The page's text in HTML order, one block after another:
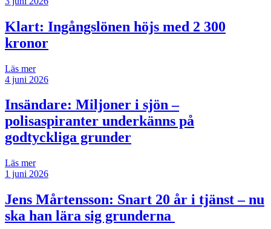
Klart: Ingångslönen höjs med 2 300
kronor
Läs mer
4 juni 2026
Insändare: Miljoner i sjön –
polisaspiranter underkänns på
godtyckliga grunder
Läs mer
1 juni 2026
Jens Mårtensson: Snart 20 år i tjänst – nu
ska han lära sig grunderna